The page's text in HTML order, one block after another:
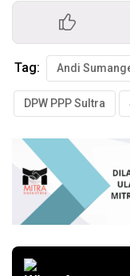
Tag:
DPW PPP Sultra